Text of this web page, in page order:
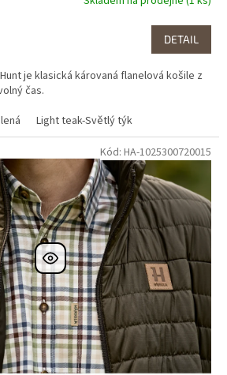
DETAIL
je klasická károvaná flanelová košile z
čas.
Light teak-Světlý týk
Kód: HA-1025300720015